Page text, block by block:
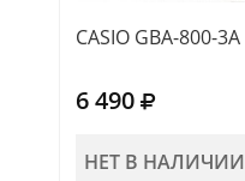
CASIO GBA-800-3A
6 490
НЕТ В НАЛИЧИИ